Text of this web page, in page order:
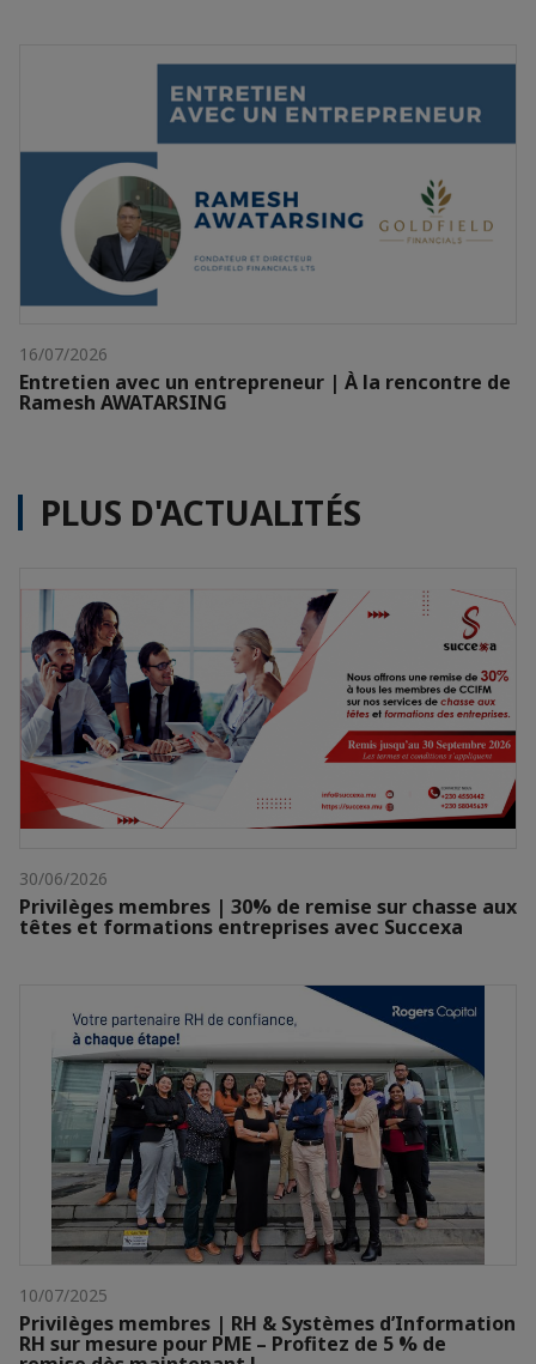
16/07/2026
Entretien avec un entrepreneur | À la rencontre de
Ramesh AWATARSING
PLUS D'ACTUALITÉS
30/06/2026
Privilèges membres | 30% de remise sur chasse aux
têtes et formations entreprises avec Succexa
10/07/2025
Privilèges membres | RH & Systèmes d’Information
RH sur mesure pour PME – Profitez de 5 % de